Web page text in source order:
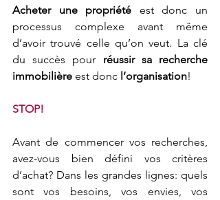
Acheter une propriété est donc un
processus complexe avant même
d’avoir trouvé celle qu’on veut. La clé
du succès pour réussir sa recherche
immobilière est donc l’organisation!
STOP!
Avant de commencer vos recherches,
avez-vous bien défini vos critères
d’achat? Dans les grandes lignes: quels
sont vos besoins, vos envies, vos